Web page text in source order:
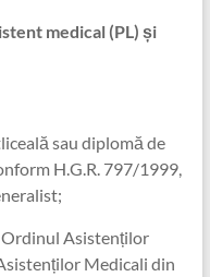
medical (PL) și
sau diplomă de
H.G.R. 797/1999,
Asistenților
Medicali din